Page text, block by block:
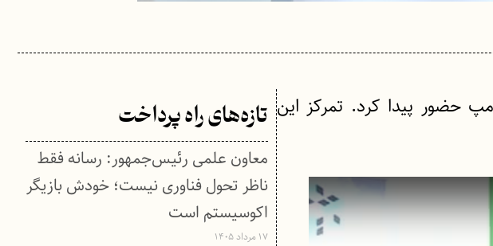
حضور پیدا کرد. تمرکز این تازه‌های راه پرداخت
معاون علمی رئیس‌جمهور: رسانه فقط
ناظر تحول فناوری نیست؛ خودش بازیگر
اکوسیستم است
۱۷ مرداد ۱۴۰۵